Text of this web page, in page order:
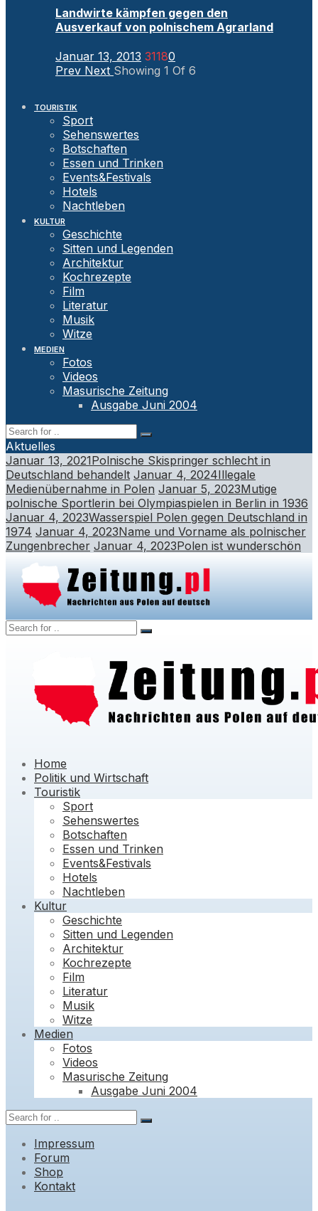
Landwirte kämpfen gegen den
Ausverkauf von polnischem Agrarland
Januar 13, 2013 31180
Prev Next Showing 1 Of 6
TOURISTIK
Sport
Sehenswertes
Botschaften
Essen und Trinken
Events&Festivals
Hotels
Nachtleben
KULTUR
Geschichte
Sitten und Legenden
Architektur
Kochrezepte
Film
Literatur
Musik
Witze
MEDIEN
Fotos
Videos
Masurische Zeitung
Ausgabe Juni 2004
Aktuelles
Januar 13, 2021Polnische Skispringer schlecht in
Deutschland behandelt Januar 4, 2024Illegale
Medienübernahme in Polen Januar 5, 2023Mutige
polnische Sportlerin bei Olympiaspielen in Berlin in 1936
Januar 4, 2023Wasserspiel Polen gegen Deutschland in
1974 Januar 4, 2023Name und Vorname als polnischer
Zungenbrecher Januar 4, 2023Polen ist wunderschön
Home
Politik und Wirtschaft
Touristik
Sport
Sehenswertes
Botschaften
Essen und Trinken
Events&Festivals
Hotels
Nachtleben
Kultur
Geschichte
Sitten und Legenden
Architektur
Kochrezepte
Film
Literatur
Musik
Witze
Medien
Fotos
Videos
Masurische Zeitung
Ausgabe Juni 2004
Impressum
Forum
Shop
Kontakt